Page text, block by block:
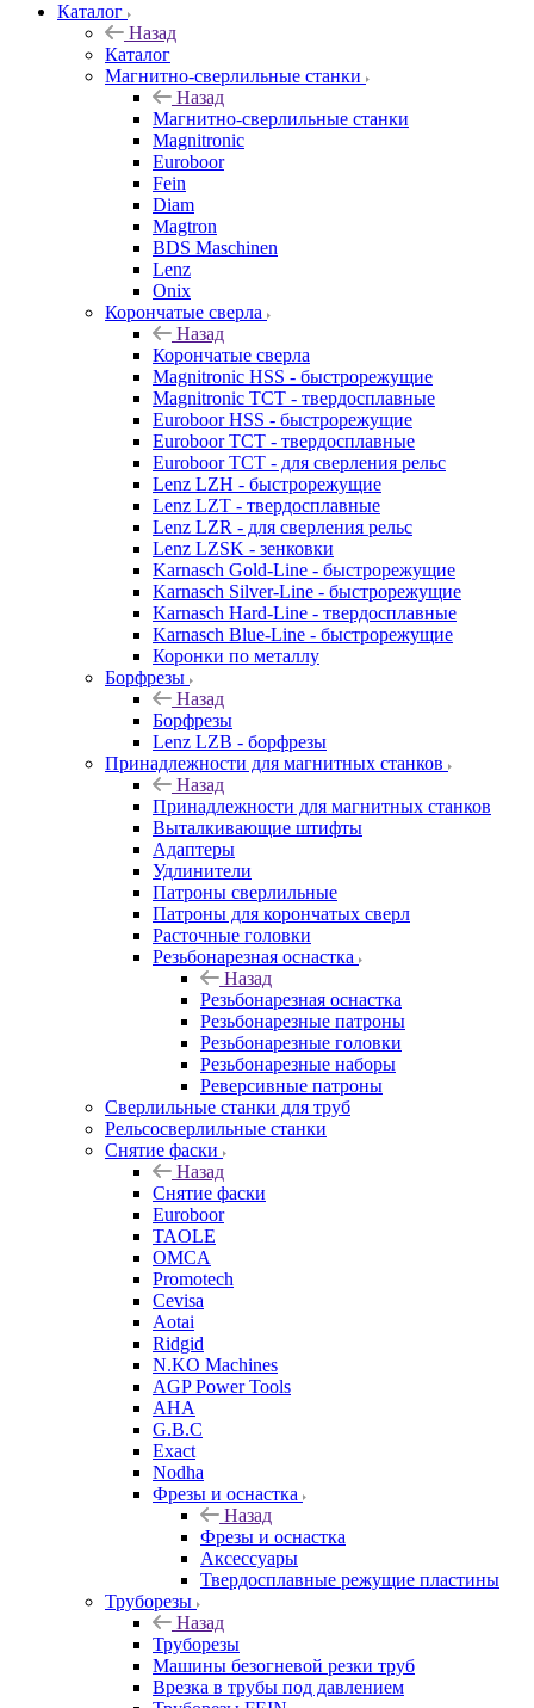
Каталог
Назад
Каталог
Магнитно-сверлильные станки
Назад
Магнитно-сверлильные станки
Magnitronic
Euroboor
Fein
Diam
Magtron
BDS Maschinen
Lenz
Onix
Корончатые сверла
Назад
Корончатые сверла
Magnitronic HSS - быстрорежущие
Magnitronic TCT - твердосплавные
Euroboor HSS - быстрорежущие
Euroboor TCT - твердосплавные
Euroboor TCT - для сверления рельс
Lenz LZH - быстрорежущие
Lenz LZT - твердосплавные
Lenz LZR - для сверления рельс
Lenz LZSK - зенковки
Karnasch Gold-Line - быстрорежущие
Karnasch Silver-Line - быстрорежущие
Karnasch Hard-Line - твердосплавные
Karnasch Blue-Line - быстрорежущие
Коронки по металлу
Борфрезы
Назад
Борфрезы
Lenz LZB - борфрезы
Принадлежности для магнитных станков
Назад
Принадлежности для магнитных станков
Выталкивающие штифты
Адаптеры
Удлинители
Патроны сверлильные
Патроны для корончатых сверл
Расточные головки
Резьбонарезная оснастка
Назад
Резьбонарезная оснастка
Резьбонарезные патроны
Резьбонарезные головки
Резьбонарезные наборы
Реверсивные патроны
Сверлильные станки для труб
Рельсосверлильные станки
Снятие фаски
Назад
Снятие фаски
Euroboor
TAOLE
OMCA
Promotech
Cevisa
Aotai
Ridgid
N.KO Machines
AGP Power Tools
AHA
G.B.C
Exact
Nodha
Фрезы и оснастка
Назад
Фрезы и оснастка
Аксессуары
Твердосплавные режущие пластины
Труборезы
Назад
Труборезы
Машины безогневой резки труб
Врезка в трубы под давлением